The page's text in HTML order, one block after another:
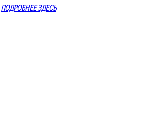
ПОДРОБНЕЕ ЗДЕСЬ